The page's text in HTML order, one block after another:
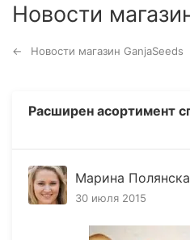
Новости
Новости магазин GanjaSeeds
Расширен асортимент
Марина
30 июля 2015